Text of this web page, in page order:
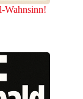
Wahnsinn!